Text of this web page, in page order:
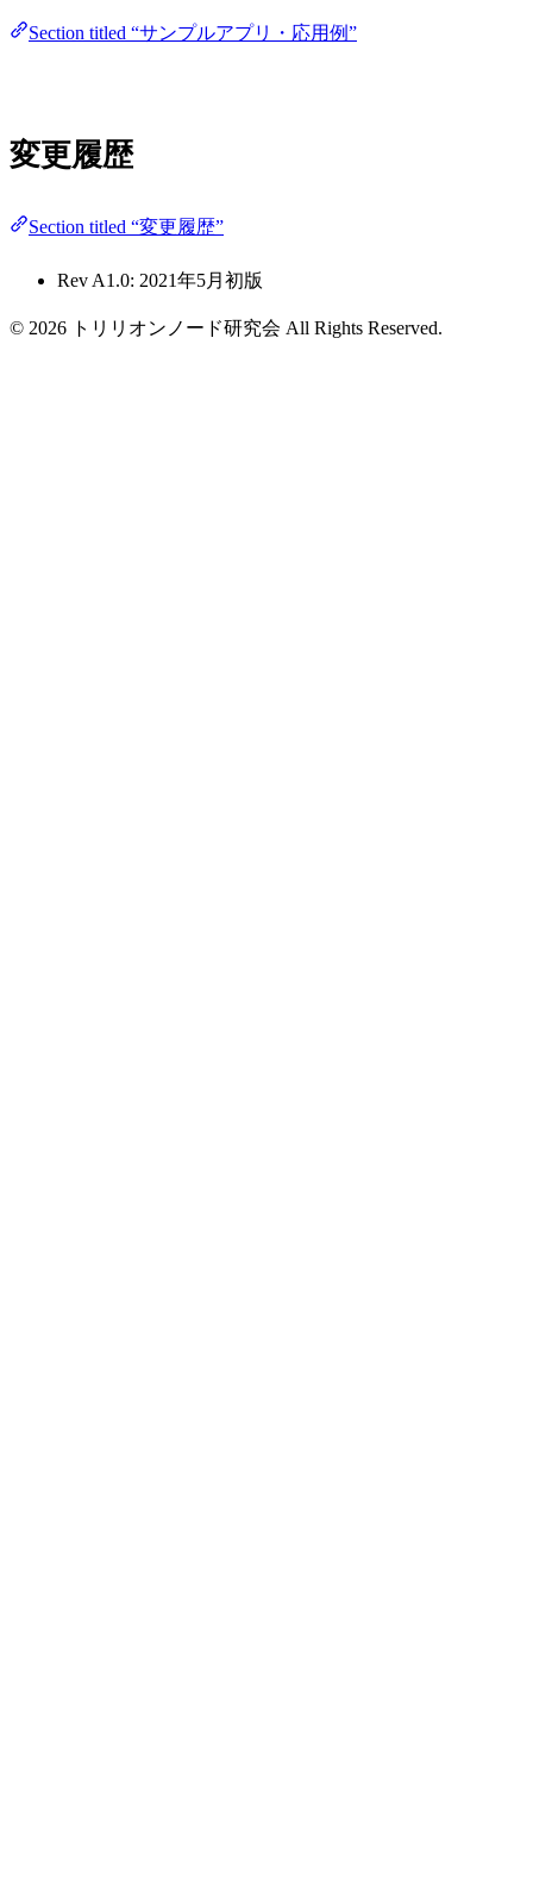
Section titled “サンプルアプリ・応用例”
変更履歴
Section titled “変更履歴”
Rev A1.0: 2021年5月初版
© 2026 トリリオンノード研究会 All Rights Reserved.